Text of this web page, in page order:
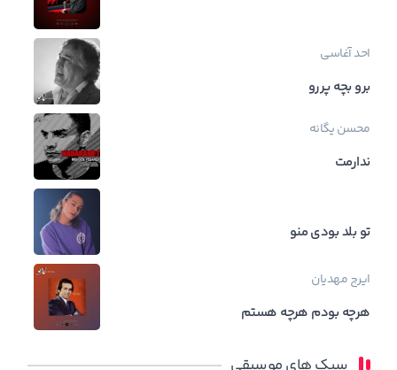
احد آغاسی
برو بچه پررو
محسن یگانه
ندارمت
تو بلد بودی منو
ایرج مهدیان
هرچه بودم هرچه هستم
سبک های موسیقی